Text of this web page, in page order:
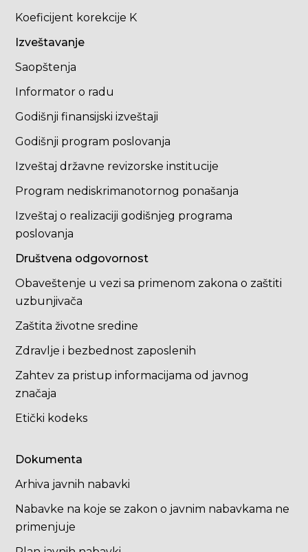
Koeficijent korekcije K
Izveštavanje
Saopštenja
Informator o radu
Godišnji finansijski izveštaji
Godišnji program poslovanja
Izveštaj državne revizorske institucije
Program nediskrimanotornog ponašanja
Izveštaj o realizaciji godišnjeg programa
poslovanja
Društvena odgovornost
Obaveštenje u vezi sa primenom zakona o zaštiti
uzbunjivača
Zaštita životne sredine
Zdravlje i bezbednost zaposlenih
Zahtev za pristup informacijama od javnog
značaja
Etički kodeks
Dokumenta
Arhiva javnih nabavki
Nabavke na koje se zakon o javnim nabavkama ne
primenjuje